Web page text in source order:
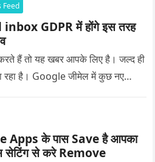
Feed
GDPR में होंगे इस तरह
हैं तो यह खबर आपके लिए है। जल्द ही
है। Google जीमेल में कुछ नए…
Apps के पास Save है आपका
सेटिंग से करे Remove